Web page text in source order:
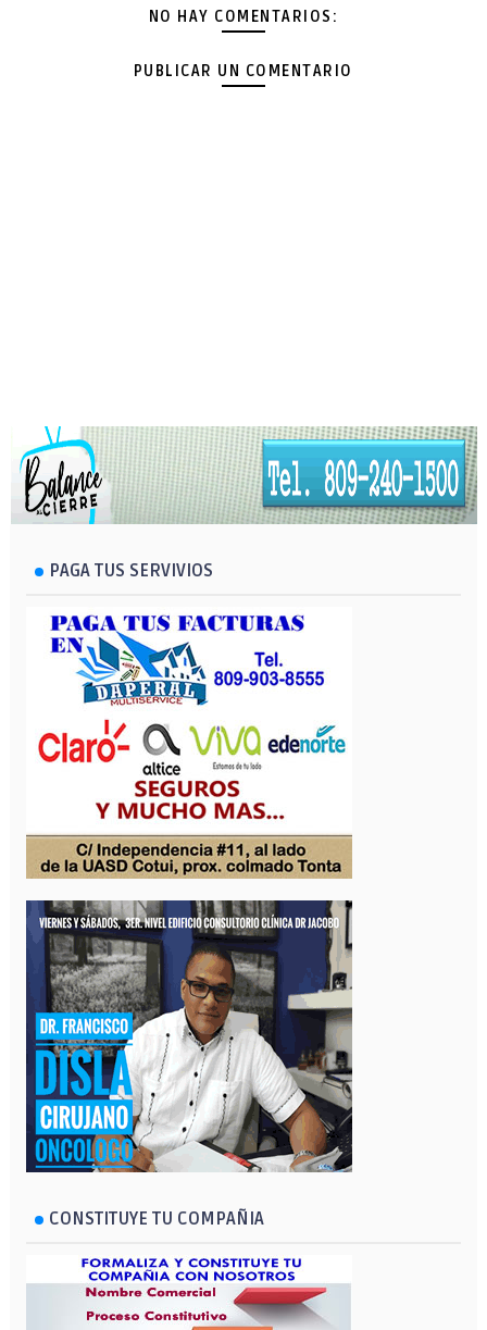
NO HAY COMENTARIOS:
PUBLICAR UN COMENTARIO
PAGA TUS SERVIVIOS
CONSTITUYE TU COMPAÑIA